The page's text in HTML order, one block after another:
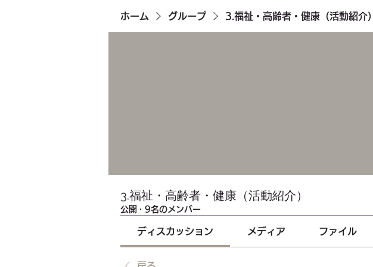
ホーム グループ 3.福祉・高齢者・健康（活動紹介）
3.福祉・高齢者・健康（活動紹介）
公開 · 9名のメンバー
ディスカッション メディア ファイル